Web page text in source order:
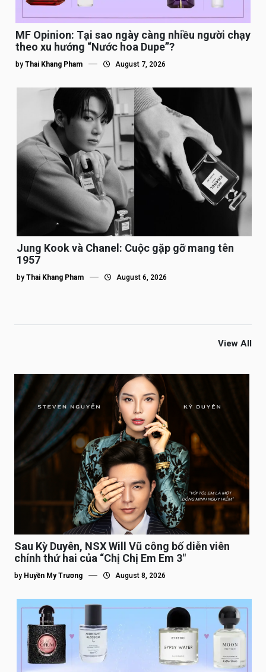
MF Opinion: Tại sao ngày càng nhiều người chạy
theo xu hướng “Nước hoa Dupe”?
by Thai Khang Pham August 7, 2026
Jung Kook và Chanel: Cuộc gặp gỡ mang tên
1957
by Thai Khang Pham August 6, 2026
View All
Sau Kỳ Duyên, NSX Will Vũ công bố diễn viên
chính thứ hai của “Chị Chị Em Em 3″
by Huyền My Trương August 8, 2026